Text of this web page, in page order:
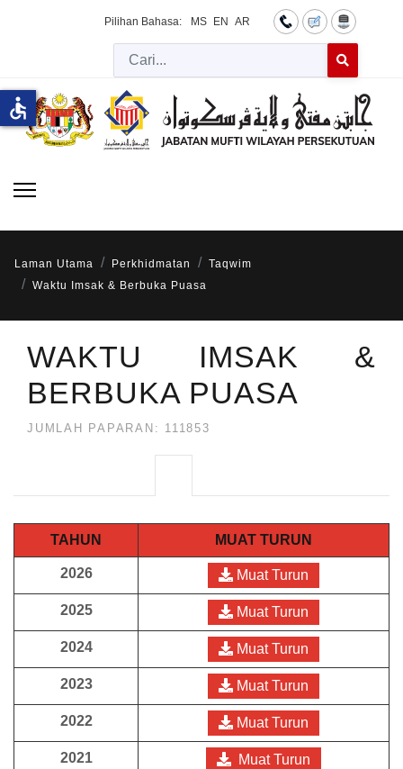
Pilihan Bahasa: MS EN AR
Cari
Laman Utama Perkhidmatan
Taqwim
Waktu Imsak & Berbuka Puasa
WAKTU IMSAK &
BERBUKA PUASA
JUMLAH PAPARAN: 111853
TAHUN MUAT TURUN
2026 Muat Turun
2025 Muat Turun
2024 Muat Turun
2023 Muat Turun
2022 Muat Turun
2021 Muat Turun
accessible